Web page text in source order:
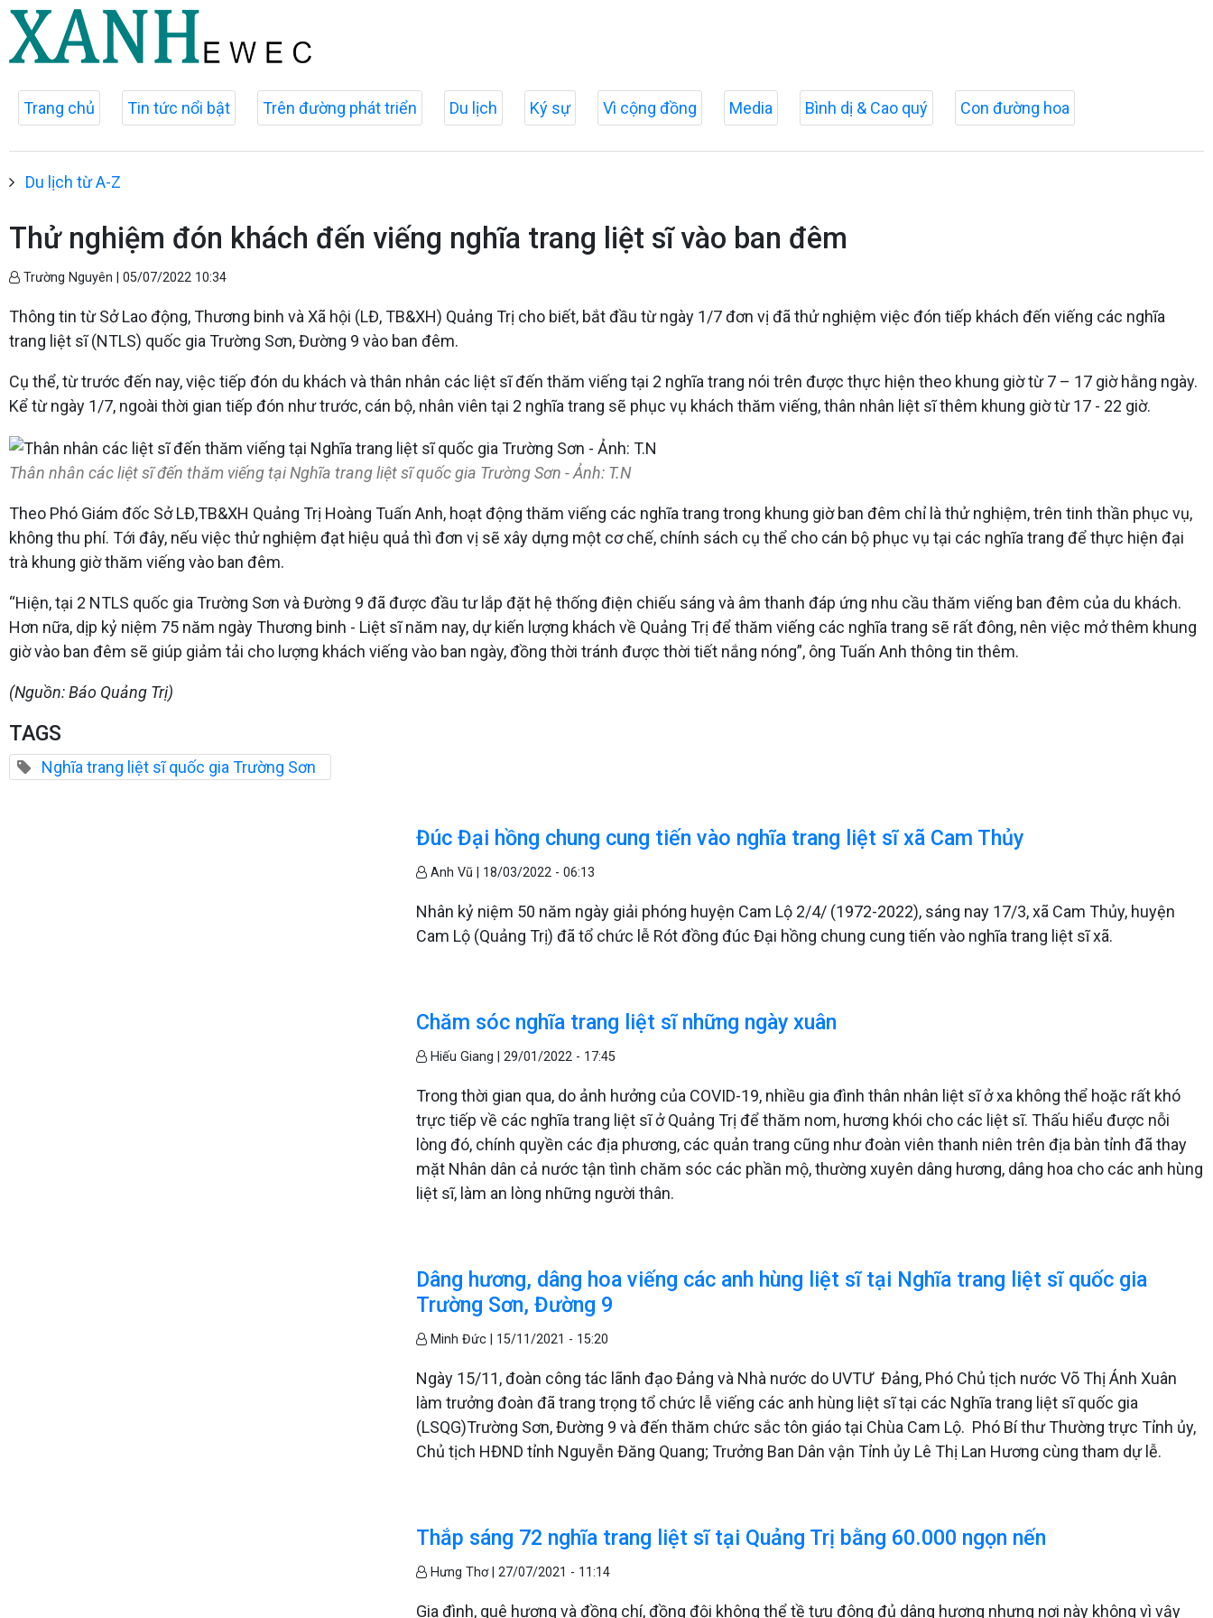
Trang chủ Tin tức nổi bật Trên đường phát triển Du lịch Ký sự Vì cộng đồng Media Bình dị & Cao quý Con đường hoa
Du lịch từ A-Z
Thử nghiệm đón khách đến viếng nghĩa trang liệt sĩ vào ban đêm
Trường Nguyên | 05/07/2022 10:34
Thông tin từ Sở Lao động, Thương binh và Xã hội (LĐ, TB&XH) Quảng Trị cho biết, bắt đầu từ ngày 1/7 đơn vị đã thử nghiệm việc đón tiếp khách đến viếng các nghĩa
trang liệt sĩ (NTLS) quốc gia Trường Sơn, Đường 9 vào ban đêm.
Cụ thể, từ trước đến nay, việc tiếp đón du khách và thân nhân các liệt sĩ đến thăm viếng tại 2 nghĩa trang nói trên được thực hiện theo khung giờ từ 7 – 17 giờ hằng ngày.
Kể từ ngày 1/7, ngoài thời gian tiếp đón như trước, cán bộ, nhân viên tại 2 nghĩa trang sẽ phục vụ khách thăm viếng, thân nhân liệt sĩ thêm khung giờ từ 17 - 22 giờ.
Thân nhân các liệt sĩ đến thăm viếng tại Nghĩa trang liệt sĩ quốc gia Trường Sơn - Ảnh: T.N
Theo Phó Giám đốc Sở LĐ,TB&XH Quảng Trị Hoàng Tuấn Anh, hoạt động thăm viếng các nghĩa trang trong khung giờ ban đêm chỉ là thử nghiệm, trên tinh thần phục vụ,
không thu phí. Tới đây, nếu việc thử nghiệm đạt hiệu quả thì đơn vị sẽ xây dựng một cơ chế, chính sách cụ thể cho cán bộ phục vụ tại các nghĩa trang để thực hiện đại
trà khung giờ thăm viếng vào ban đêm.
“Hiện, tại 2 NTLS quốc gia Trường Sơn và Đường 9 đã được đầu tư lắp đặt hệ thống điện chiếu sáng và âm thanh đáp ứng nhu cầu thăm viếng ban đêm của du khách.
Hơn nữa, dịp kỷ niệm 75 năm ngày Thương binh - Liệt sĩ năm nay, dự kiến lượng khách về Quảng Trị để thăm viếng các nghĩa trang sẽ rất đông, nên việc mở thêm khung
giờ vào ban đêm sẽ giúp giảm tải cho lượng khách viếng vào ban ngày, đồng thời tránh được thời tiết nắng nóng”, ông Tuấn Anh thông tin thêm.
(Nguồn: Báo Quảng Trị)
TAGS
Nghĩa trang liệt sĩ quốc gia Trường Sơn
Đúc Đại hồng chung cung tiến vào nghĩa trang liệt sĩ xã Cam Thủy
Anh Vũ | 18/03/2022 - 06:13
Nhân kỷ niệm 50 năm ngày giải phóng huyện Cam Lộ 2/4/ (1972-2022), sáng nay 17/3, xã Cam Thủy, huyện
Cam Lộ (Quảng Trị) đã tổ chức lễ Rót đồng đúc Đại hồng chung cung tiến vào nghĩa trang liệt sĩ xã.
Chăm sóc nghĩa trang liệt sĩ những ngày xuân
Hiếu Giang |29/01/2022 - 17:45
Trong thời gian qua, do ảnh hưởng của COVID-19, nhiều gia đình thân nhân liệt sĩ ở xa không thể hoặc rất khó
trực tiếp về các nghĩa trang liệt sĩ ở Quảng Trị để thăm nom, hương khói cho các liệt sĩ. Thấu hiểu được nỗi
lòng đó, chính quyền các địa phương, các quản trang cũng như đoàn viên thanh niên trên địa bàn tỉnh đã thay
mặt Nhân dân cả nước tận tình chăm sóc các phần mộ, thường xuyên dâng hương, dâng hoa cho các anh hùng
liệt sĩ, làm an lòng những người thân.
Dâng hương, dâng hoa viếng các anh hùng liệt sĩ tại Nghĩa trang liệt sĩ quốc gia
Trường Sơn, Đường 9
Minh Đức | 15/11/2021 - 15:20
Ngày 15/11, đoàn công tác lãnh đạo Đảng và Nhà nước do UVTƯ Đảng, Phó Chủ tịch nước Võ Thị Ánh Xuân
làm trưởng đoàn đã trang trọng tổ chức lễ viếng các anh hùng liệt sĩ tại các Nghĩa trang liệt sĩ quốc gia
(LSQG)Trường Sơn, Đường 9 và đến thăm chức sắc tôn giáo tại Chùa Cam Lộ. Phó Bí thư Thường trực Tỉnh ủy,
Chủ tịch HĐND tỉnh Nguyễn Đăng Quang; Trưởng Ban Dân vận Tỉnh ủy Lê Thị Lan Hương cùng tham dự lễ.
Thắp sáng 72 nghĩa trang liệt sĩ tại Quảng Trị bằng 60.000 ngọn nến
Hưng Thơ |27/07/2021 - 11:14
Gia đình, quê hương và đồng chí, đồng đội không thể tề tựu đông đủ dâng hương nhưng nơi này không vì vậy